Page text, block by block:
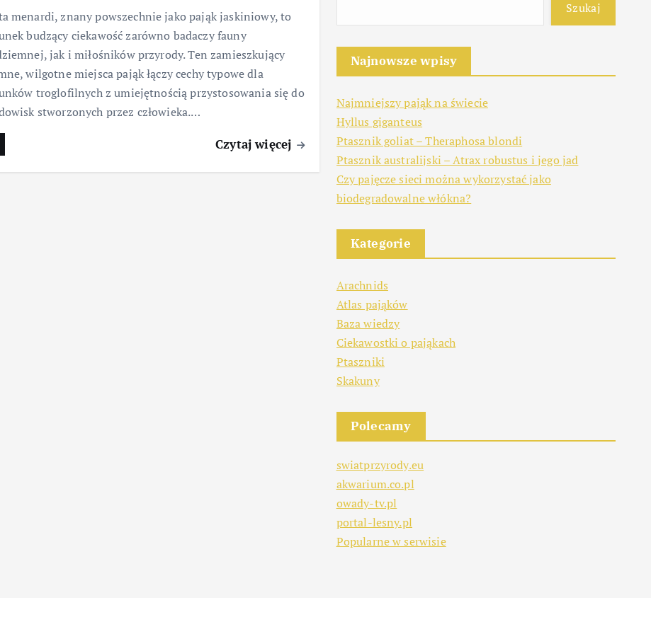
menardi, znany powszechnie jako pająk jaskiniowy, to
budzący ciekawość zarówno badaczy fauny
jak i miłośników przyrody. Ten zamieszkujący
wilgotne miejsca pająk łączy cechy typowe dla
troglofilnych z umiejętnością przystosowania się do
stworzonych przez człowieka.…
Czytaj więcej
Szukaj
Najnowsze wpisy
Najmniejszy pająk na świecie
Hyllus giganteus
Ptasznik goliat – Theraphosa blondi
Ptasznik australijski – Atrax robustus i jego jad
Czy pajęcze sieci można wykorzystać jako
biodegradowalne włókna?
Kategorie
Arachnids
Atlas pająków
Baza wiedzy
Ciekawostki o pająkach
Ptaszniki
Skakuny
Polecamy
swiatprzyrody.eu
akwarium.co.pl
owady-tv.pl
portal-lesny.pl
Popularne w serwisie